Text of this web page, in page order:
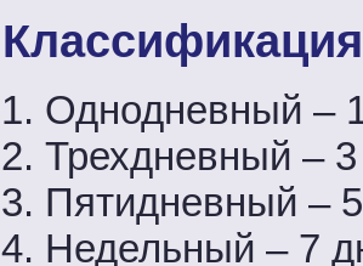
1. Однодневный –
2. Трехдневный –
3. Пятидневный –
4. Недельный – 7